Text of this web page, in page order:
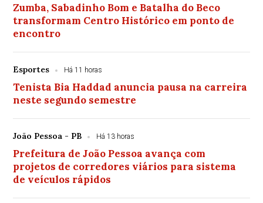
Zumba, Sabadinho Bom e Batalha do Beco
transformam Centro Histórico em ponto de
encontro
Esportes Há 11 horas
Tenista Bia Haddad anuncia pausa na carreira
neste segundo semestre
João Pessoa - PB Há 13 horas
Prefeitura de João Pessoa avança com
projetos de corredores viários para sistema
de veículos rápidos